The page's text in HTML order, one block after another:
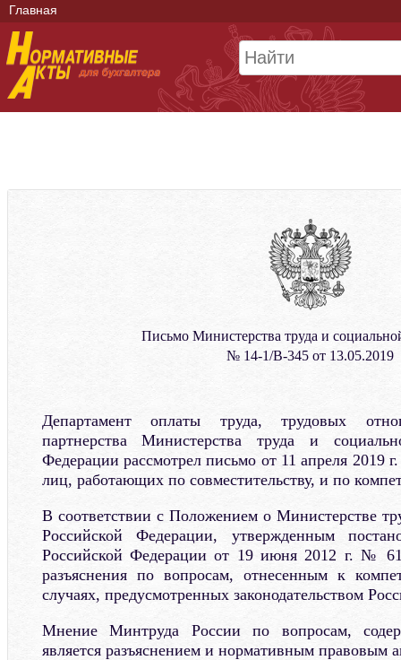
Главная
Письмо Министерства труда и
№ 14-1/В-345 от 13.05.2019
Департамент оплаты труда, трудовых
партнерства Министерства труда и
Федерации рассмотрел письмо от 11 апреля 2019
лиц, работающих по совместительству, и по
В соответствии с Положением о Министерстве
Российской Федерации, утвержденным
Российской Федерации от 19 июня 2012 г. №
разъяснения по вопросам, отнесенным к
случаях, предусмотренных законодательством
Мнение Минтруда России по вопросам,
является разъяснением и нормативным правовым